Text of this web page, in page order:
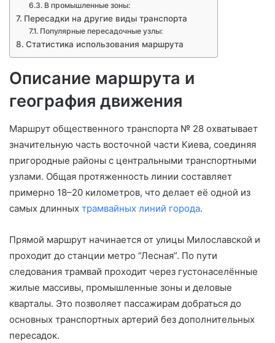
В промышленные зоны:
Пересадки на другие виды транспорта
Популярные пересадочные узлы:
Статистика использования маршрута
Описание маршрута и
география движения
Маршрут общественного транспорта № 28 охватывает
значительную часть восточной части Киева, соединяя
пригородные районы с центральными транспортными
узлами. Общая протяженность линии составляет
примерно 18–20 километров, что делает её одной из
самых длинных трамвайных линий города.
Прямой маршрут начинается от улицы Милославской и
проходит до станции метро “Лесная”. По пути
следования трамвай проходит через густонаселённые
жилые массивы, промышленные зоны и деловые
кварталы. Это позволяет пассажирам добраться до
основных транспортных артерий без дополнительных
пересадок.